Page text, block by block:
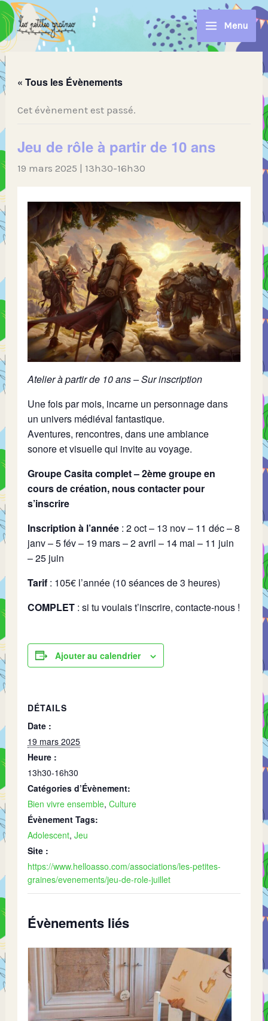
Aller
au
contenu
Menu
« Tous les Évènements
Cet évènement est passé.
Jeu de rôle à partir de 10 ans
19 mars 2025 | 13h30-16h30
Atelier à partir de 10 ans – Sur inscription
Une fois par mois, incarne un personnage dans
un univers médiéval fantastique.
Aventures, rencontres, dans une ambiance
sonore et visuelle qui invite au voyage.
Groupe Casita complet – 2ème groupe en
cours de création, nous contacter pour
s’inscrire
Inscription à l’année : 2 oct – 13 nov – 11 déc – 8
janv – 5 fév – 19 mars – 2 avril – 14 mai – 11 juin
– 25 juin
Tarif : 105€ l’année (10 séances de 3 heures)
COMPLET : si tu voulais t’inscrire, contacte-nous !
Ajouter au calendrier
DÉTAILS
Date :
19 mars 2025
Heure :
13h30-16h30
Catégories d’Évènement:
Bien vivre ensemble,Culture
Évènement Tags:
Adolescent,Jeu
Site :
https://www.helloasso.com/associations/les-petites-
graines/evenements/jeu-de-role-juillet
Évènements liés